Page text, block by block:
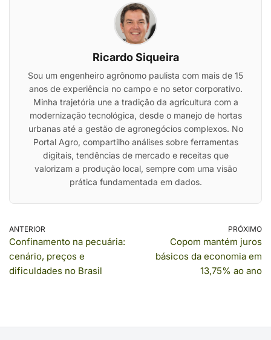
Ricardo Siqueira
Sou um engenheiro agrônomo paulista com mais de 15
anos de experiência no campo e no setor corporativo.
Minha trajetória une a tradição da agricultura com a
modernização tecnológica, desde o manejo de hortas
urbanas até a gestão de agronegócios complexos. No
Portal Agro, compartilho análises sobre ferramentas
digitais, tendências de mercado e receitas que
valorizam a produção local, sempre com uma visão
prática fundamentada em dados.
ANTERIOR
Confinamento na pecuária:
cenário, preços e
dificuldades no Brasil
PRÓXIMO
Copom mantém juros
básicos da economia em
13,75% ao ano